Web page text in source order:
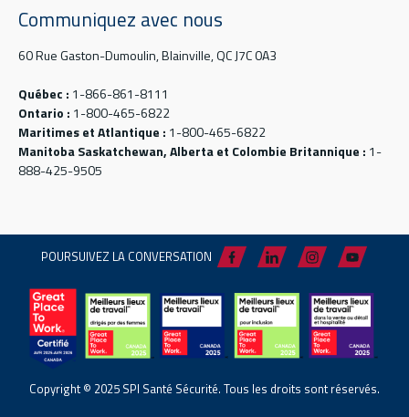
Communiquez avec nous
60 Rue Gaston-Dumoulin, Blainville, QC J7C 0A3
Québec : 1-866-861-8111
Ontario : 1-800-465-6822
Maritimes et Atlantique : 1-800-465-6822
Manitoba Saskatchewan, Alberta et Colombie Britannique : 1-
888-425-9505
POURSUIVEZ LA CONVERSATION
Copyright © 2025 SPI Santé Sécurité. Tous les droits sont réservés.